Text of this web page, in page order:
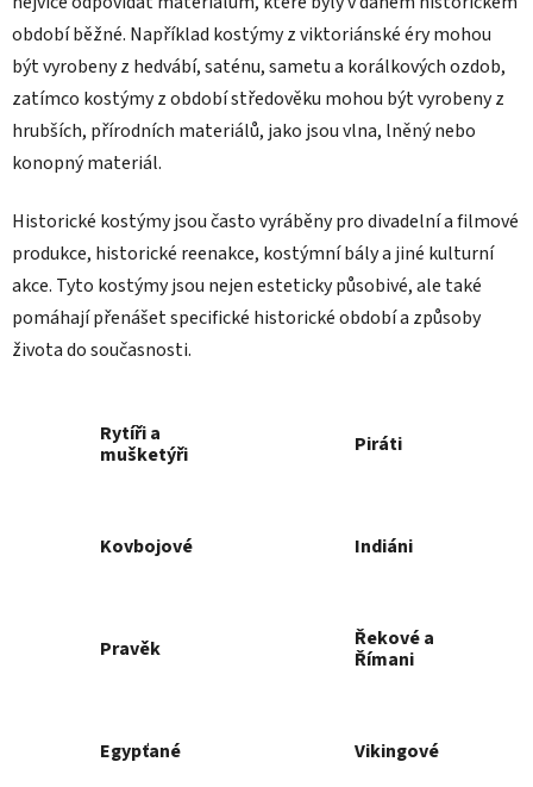
období běžné. Například kostýmy z viktoriánské éry mohou
být vyrobeny z hedvábí, saténu, sametu a korálkových ozdob,
zatímco kostýmy z období středověku mohou být vyrobeny z
hrubších, přírodních materiálů, jako jsou vlna, lněný nebo
konopný materiál.
Historické kostýmy jsou často vyráběny pro divadelní a filmové
produkce, historické reenakce, kostýmní bály a jiné kulturní
akce. Tyto kostýmy jsou nejen esteticky působivé, ale také
pomáhají přenášet specifické historické období a způsoby
života do současnosti.
Rytíři a
mušketýři
Piráti
Kovbojové Indiáni
Pravěk
Řekové a
Římani
Egypťané Vikingové